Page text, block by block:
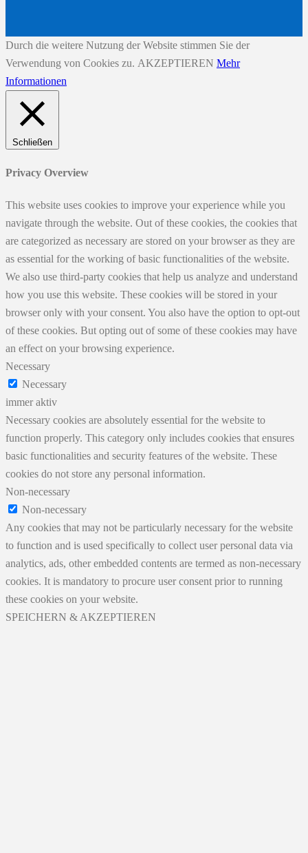
Durch die weitere Nutzung der Website stimmen Sie der
Verwendung von Cookies zu. AKZEPTIEREN Mehr
Informationen
Schließen
Privacy Overview
This website uses cookies to improve your experience while you
navigate through the website. Out of these cookies, the cookies that
are categorized as necessary are stored on your browser as they are
as essential for the working of basic functionalities of the website.
We also use third-party cookies that help us analyze and understand
how you use this website. These cookies will be stored in your
browser only with your consent. You also have the option to opt-out
of these cookies. But opting out of some of these cookies may have
an effect on your browsing experience.
Necessary
Necessary
immer aktiv
Necessary cookies are absolutely essential for the website to
function properly. This category only includes cookies that ensures
basic functionalities and security features of the website. These
cookies do not store any personal information.
Non-necessary
Non-necessary
Any cookies that may not be particularly necessary for the website
to function and is used specifically to collect user personal data via
analytics, ads, other embedded contents are termed as non-necessary
cookies. It is mandatory to procure user consent prior to running
these cookies on your website.
SPEICHERN & AKZEPTIEREN